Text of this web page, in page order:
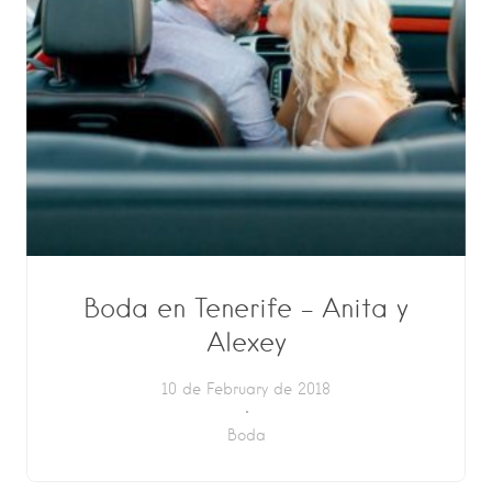
Boda en Tenerife – Anita y
Alexey
10 de February de 2018
Boda